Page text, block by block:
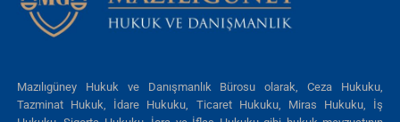
Mazılıgüney Hukuk ve Danışmanlık Bürosu olarak, Ceza Hukuku,
Tazminat Hukuk, İdare Hukuku, Ticaret Hukuku, Miras Hukuku, İş